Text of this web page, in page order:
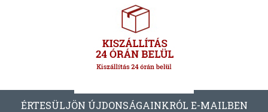
ÉRTESÜLJÖN ÚJDONSÁGAINKRÓL E-MAILBEN